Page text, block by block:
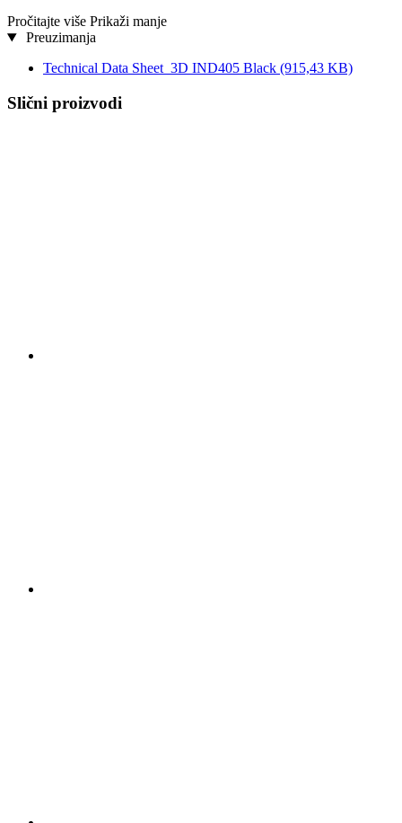
Pročitajte više Prikaži manje
Preuzimanja
Technical Data Sheet_3D IND405 Black (915,43 KB)
Slični proizvodi